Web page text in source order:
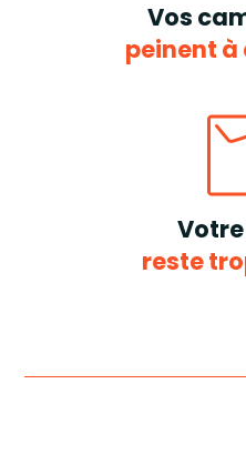
Vos
peinent à
reste